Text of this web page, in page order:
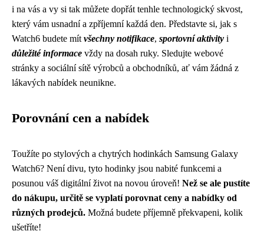
i na vás a vy si tak můžete dopřát tenhle technologický skvost,
který vám usnadní a zpříjemní každá den. Představte si, jak s
Watch6 budete mít všechny notifikace, sportovní aktivity i
důležité informace vždy na dosah ruky. Sledujte webové
stránky a sociální sítě výrobců a obchodníků, ať vám žádná z
lákavých nabídek neunikne.
Porovnání cen a nabídek
Toužíte po stylových a chytrých hodinkách Samsung Galaxy
Watch6? Není divu, tyto hodinky jsou nabité funkcemi a
posunou váš digitální život na novou úroveň! Než se ale pustíte
do nákupu, určitě se vyplatí porovnat ceny a nabídky od
různých prodejců. Možná budete příjemně překvapeni, kolik
ušetříte!